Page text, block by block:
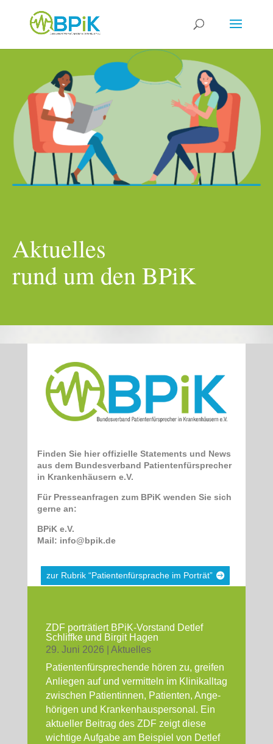
Aktu­el­les
rund um den BPiK
Fin­den Sie hier offi­zi­el­le State­ments und News
aus dem Bun­des­ver­band Pati­en­ten­für­spre­cher
in Kran­ken­häu­sern e.V.
Für Pres­se­an­fra­gen zum BPiK wen­den Sie sich
ger­ne an:
BPiK e.V.
Mail: info@bpik.de
zur Rubrik “Pati­en­ten­für­spra­che im Por­trät”
ZDF por­trä­tiert BPiK-Vor­­­stand Det­lef
Schliff­ke und Bir­git Hagen
29. Juni 2026
Aktu­el­les
Pati­en­ten­für­spre­chen­de hören zu, grei­fen
Anlie­gen auf und ver­mit­teln im Kli­nik­all­tag
zwi­schen Pati­en­tin­nen, Pati­en­ten, Ange­
hö­ri­gen und Kran­ken­haus­per­so­nal. Ein
aktu­el­ler Bei­trag des ZDF zeigt die­se
wich­ti­ge Auf­ga­be am Bei­spiel von Det­lef